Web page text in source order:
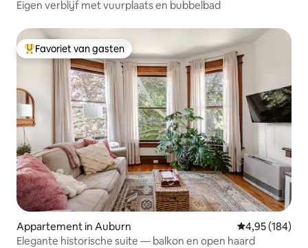
Eigen verblijf met vuurplaats en bubbelbad
Topfavoriet van gasten
Favoriet van gasten
Appartement in Auburn Gemiddelde
4,95 (184)
Elegante historische suite — balkon en open haard